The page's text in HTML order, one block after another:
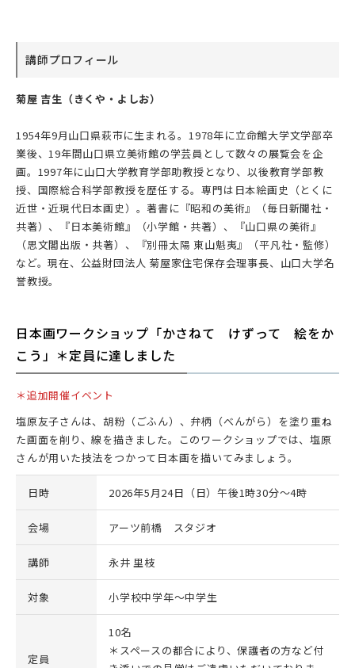
講師プロフィール
菊屋 吉生（きくや・よしお）
1954年9月山口県萩市に生まれる。1978年に立命館大学文学部卒
業後、19年間山口県立美術館の学芸員として数々の展覧会を企
画。1997年に山口大学教育学部助教授となり、以後教育学部教
授、国際総合科学部教授を歴任する。専門は日本絵画史（とくに
近世・近現代日本画史）。著書に『昭和の美術』（毎日新聞社・
共著）、『日本美術館』（小学館・共著）、『山口県の美術』
（思文閣出版・共著）、『別冊太陽 東山魁夷』（平凡社・監修）
など。現在、公益財団法人 菊屋家住宅保存会理事長、山口大学名
誉教授。
日本画ワークショップ「かさねて けずって 絵をか
こう」＊定員に達しました
＊追加開催イベント
塩原友子さんは、胡粉（ごふん）、弁柄（べんがら）を塗り重ね
た画面を削り、線を描きました。このワークショップでは、塩原
さんが用いた技法をつかって日本画を描いてみましょう。
日時 2026年5月24日（日）午後1時30分～4時
会場 アーツ前橋 スタジオ
講師 永井 里枝
対象 小学校中学年～中学生
定員
10名
＊スペースの都合により、保護者の方など付